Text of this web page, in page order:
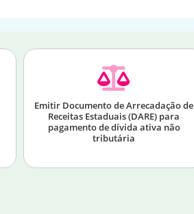
Emitir Documento de Arrecadação de
Receitas Estaduais (DARE) para
pagamento de dívida ativa não
tributária